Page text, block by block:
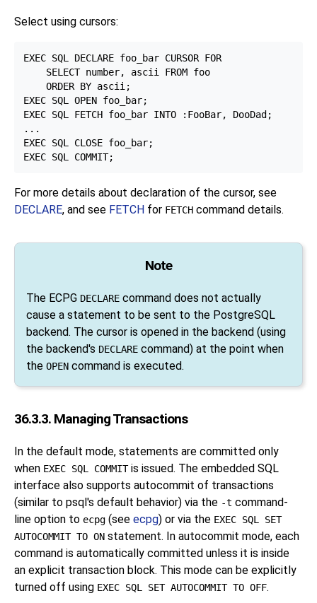
Select using cursors:
EXEC SQL DECLARE foo_bar CURSOR FOR
    SELECT number, ascii FROM foo
    ORDER BY ascii;
EXEC SQL OPEN foo_bar;
EXEC SQL FETCH foo_bar INTO :FooBar, DooDad;
...
EXEC SQL CLOSE foo_bar;
For more details about declaration of the cursor, see
DECLARE, and see FETCH for FETCH command details.
Note
The ECPG DECLARE command does not actually
cause a statement to be sent to the PostgreSQL
backend. The cursor is opened in the backend (using
the backend's DECLARE command) at the point when
the OPEN command is executed.
36.3.3. Managing Transactions
In the default mode, statements are committed only
when EXEC SQL COMMITis issued. The embedded SQL
interface also supports autocommit of transactions
(similar to psql's default behavior) via the -t command-
line option to ecpg (see ecpg) or via the EXEC SQL SET
AUTOCOMMIT TO ON statement. In autocommit mode, each
command is automatically committed unless it is inside
an explicit transaction block. This mode can be explicitly
turned off using EXEC SQL SET AUTOCOMMIT TO OFF.